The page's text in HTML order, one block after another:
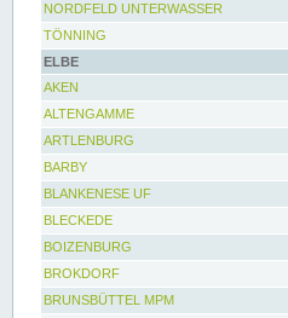
NORDFELD UNTERWASSER
TÖNNING
ELBE
AKEN
ALTENGAMME
ARTLENBURG
BARBY
BLANKENESE UF
BLECKEDE
BOIZENBURG
BROKDORF
BRUNSBÜTTEL MPM